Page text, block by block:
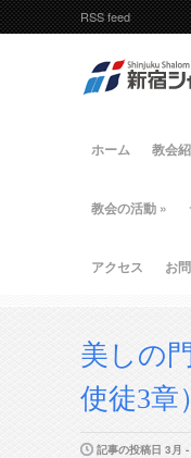
RSS feed
ホーム 教会
教会の活動 »
アクセス お
美しの
使徒3章）
記事の投稿日 3月